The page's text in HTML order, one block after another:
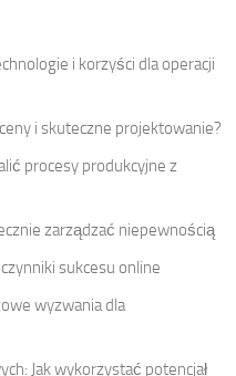
i korzyści dla operacji
i skuteczne projektowanie?
procesy produkcyjne z
zarządzać niepewnością
sukcesu online
wyzwania dla
Jak wykorzystać potencjał